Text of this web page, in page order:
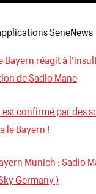
Bayern réagit à
de Sadio Mane
est confirmé par des
le Bayern !
Munich : Sadio
Germany )